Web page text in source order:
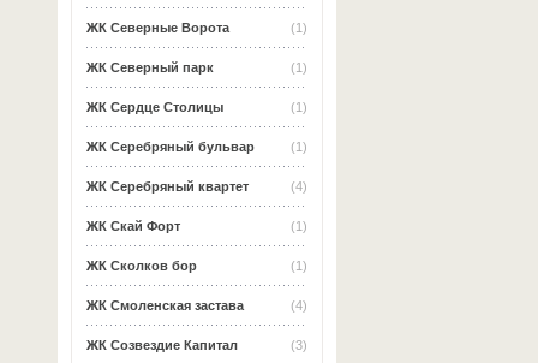
(1)
ЖК Северные Ворота
(1)
ЖК Северный парк
(1)
ЖК Сердце Столицы
(1)
ЖК Серебряный бульвар
(4)
ЖК Серебряный квартет
(1)
ЖК Скай Форт
(1)
ЖК Сколков бор
(4)
ЖК Смоленская застава
(3)
ЖК Созвездие Капитал